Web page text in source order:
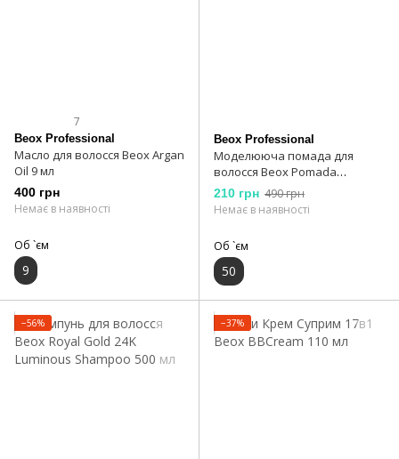
7
Beox Professional
Масло для волосся Beox Argan
Oil 9 мл
400 грн
Немає в наявності
Об `єм
9
Beox Professional
Моделююча помада для
волосся Beox Pomada
Modeladora 50 мл
210 грн 490 грн
Немає в наявності
Об `єм
50
−56% −37%